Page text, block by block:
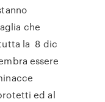
che
la 8 dic
essere
ed al